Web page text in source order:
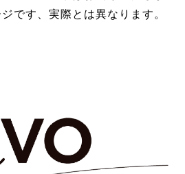
です、実際とは異なります。